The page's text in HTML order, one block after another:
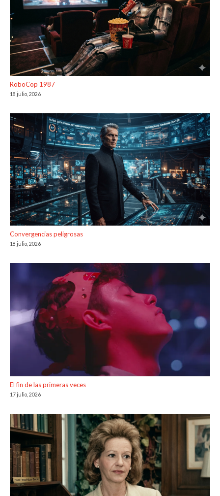
RoboCop 1987
18 julio, 2026
Convergencias peligrosas
18 julio, 2026
El fin de las primeras veces
17 julio, 2026